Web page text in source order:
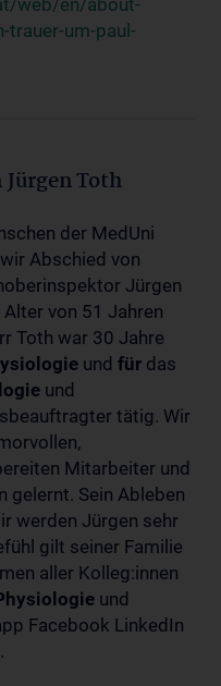
web/en/about-
um-paul-
Toth
der MedUni
Abschied von
Jürgen
von 51 Jahren
Toth war 30 Jahre
und für das
und
tätig. Wir
Mitarbeiter und
gelernt. Sein Ableben
werden Jürgen sehr
gilt seiner Familie
aller Kolleg:innen
und
Facebook LinkedIn